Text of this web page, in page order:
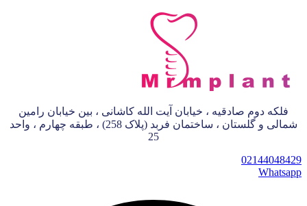
فلکه دوم صادقیه ، خیابان آیت الله کاشانی ، بین خیابان رامین
شمالی و گلستان ، ساختمان فربد (پلاک 258) ، طبقه چهارم ، واحد
25
02144048429
Whatsapp